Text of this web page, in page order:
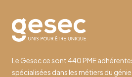
Le Gesec ce sont 440 PME
spécialisées dans les métiers du